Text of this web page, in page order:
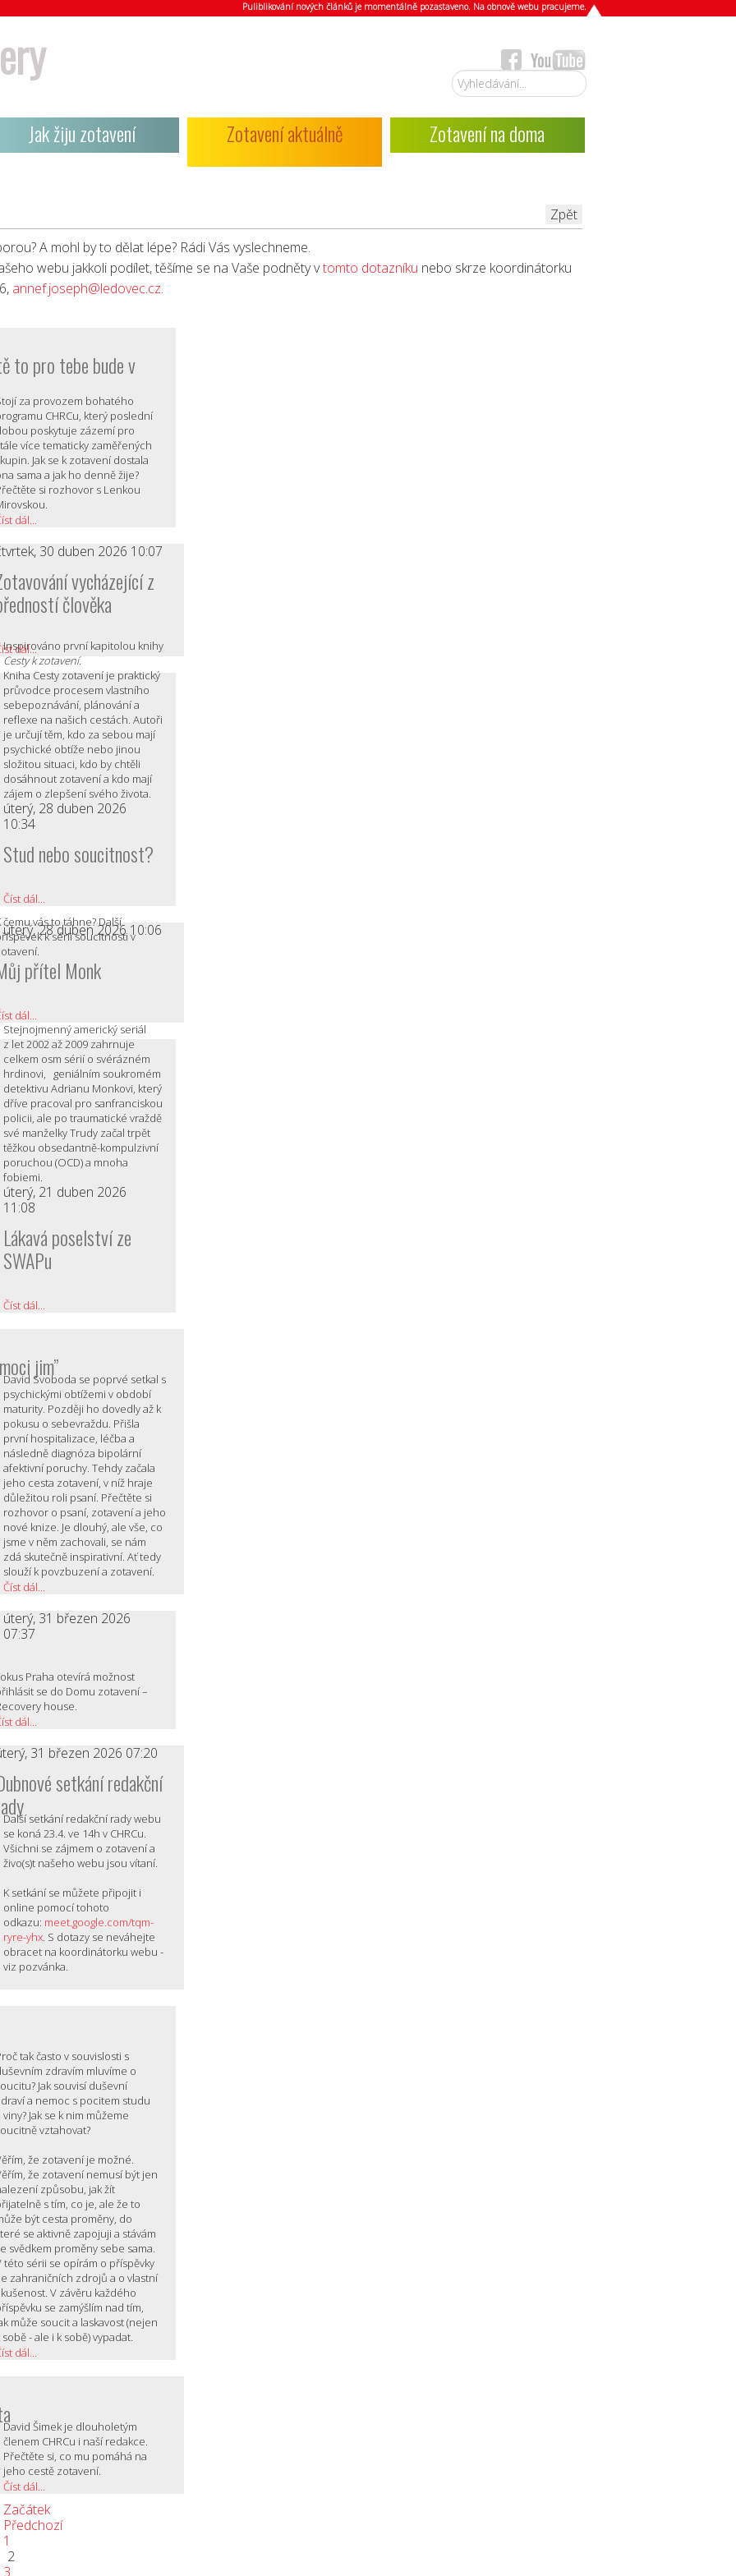
Puliblikování nových článků je momentálně pozastaveno. Na obnově webu pracujeme.
Vyhledávání...
Jak žiju zotavení Zotavení aktuálně Zotavení na doma
Zpět
A mohl by to dělat lépe? Rádi Vás vyslechneme.
webu jakkoli podílet, těšíme se na Vaše podněty vtomto dotazníku nebo skrze koordinátorku
annef.joseph@ledovec.cz.
to pro tebe bude v
za provozem bohatého
CHRCu, který poslední
poskytuje zázemí pro
více tematicky zaměřených
Jak se k zotavení dostala
sama a jak ho denně žije?
si rozhovor s Lenkou
dál...
30 duben 2026 10:07
vycházející z
člověka
Inspirováno první kapitolou knihy
Cesty k zotavení.
Kniha Cesty zotavení je praktický
průvodce procesem vlastního
sebepoznávání, plánování a
reflexe na našich cestách. Autoři
je určují těm, kdo za sebou mají
psychické obtíže nebo jinou
složitou situaci, kdo by chtěli
dosáhnout zotavení a kdo mají
zájem o zlepšení svého života.
dál...
úterý, 28 duben 2026
10:34
Stud nebo soucitnost?
čemu vás to táhne? Další
k sérii soucitnosti v
Číst dál...
úterý, 28 duben 2026 10:06
přítel Monk
Stejnojmenný americký seriál
z let 2002 až 2009 zahrnuje
celkem osm sérií o svérázném
hrdinovi, geniálním soukromém
detektivu Adrianu Monkovi, který
dříve pracoval pro sanfranciskou
policii, ale po traumatické vraždě
své manželky Trudy začal trpět
těžkou obsedantně-kompulzivní
poruchou (OCD) a mnoha
fobiemi.
dál...
úterý, 21 duben 2026
11:08
Lákavá poselství ze
SWAPu
Číst dál...
jim”
David Svoboda se poprvé setkal s
psychickými obtížemi v období
maturity. Později ho dovedly až k
pokusu o sebevraždu. Přišla
první hospitalizace, léčba a
následně diagnóza bipolární
afektivní poruchy. Tehdy začala
jeho cesta zotavení, v níž hraje
důležitou roli psaní. Přečtěte si
rozhovor o psaní, zotavení a jeho
nové knize. Je dlouhý, ale vše, co
jsme v něm zachovali, se nám
zdá skutečně inspirativní. Ať tedy
slouží k povzbuzení a zotavení.
Číst dál...
úterý, 31 březen 2026
07:37
Praha otevírá možnost
se do Domu zotavení –
house.
dál...
31 březen 2026 07:20
setkání redakční
Další setkání redakční rady webu
se koná 23.4. ve 14h v CHRCu.
Všichni se zájmem o zotavení a
živo(s)t našeho webu jsou vítaní.
K setkání se můžete připojit i
online pomocí tohoto
odkazu: meet.google.com/tqm-
ryre-yhx. S dotazy se neváhejte
obracet na koordinátorku webu -
viz pozvánka.
tak často v souvislosti s
zdravím mluvíme o
Jak souvisí duševní
a nemoc s pocitem studu
viny? Jak se k nim můžeme
vztahovat?
že zotavení je možné.
že zotavení nemusí být jen
způsobu, jak žít
s tím, co je, ale že to
být cesta proměny, do
se aktivně zapojuji a stávám
svědkem proměny sebe sama.
této sérii se opírám o příspěvky
zahraničních zdrojů a o vlastní
V závěru každého
se zamýšlím nad tím,
může soucit a laskavost (nejen
sobě - ale i k sobě) vypadat.
dál...
David Šimek je dlouholetým
členem CHRCu i naší redakce.
Přečtěte si, co mu pomáhá na
jeho cestě zotavení.
Číst dál...
Začátek
Předchozí
1
2
3